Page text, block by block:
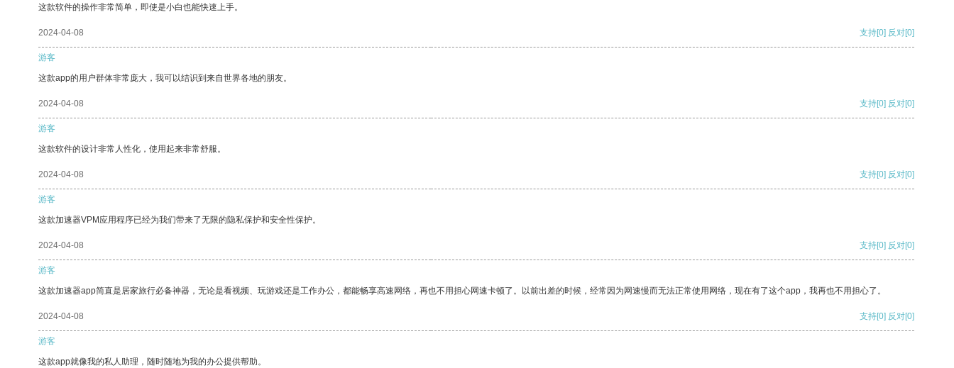
这款软件的操作非常简单，即使是小白也能快速上手。
2024-04-08 支持[0] 反对[0]
游客
这款app的用户群体非常庞大，我可以结识到来自世界各地的朋友。
2024-04-08 支持[0] 反对[0]
游客
这款软件的设计非常人性化，使用起来非常舒服。
2024-04-08 支持[0] 反对[0]
游客
这款加速器VPM应用程序已经为我们带来了无限的隐私保护和安全性保护。
2024-04-08 支持[0] 反对[0]
游客
这款加速器app简直是居家旅行必备神器，无论是看视频、玩游戏还是工作办公，都能畅享高速网络，再也不用担心网速卡顿了。以前出差的时候，经常因为网速慢而无法正常使用网络，现在有了这个app，我再也不用担心了。
2024-04-08 支持[0] 反对[0]
游客
这款app就像我的私人助理，随时随地为我的办公提供帮助。